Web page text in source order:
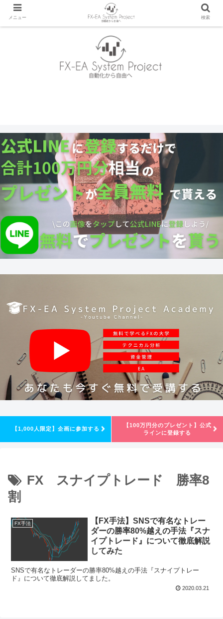
【1,000人限定】企画に参加する
【100万円分のプレゼント】公式
ラインに登録する
FX スナイプトレード 勝率8
割
FX手法
【FX手法】SNSで有名なトレー
ダーの勝率80%越えの手法『スナ
イプトレード』について徹底解説
してみた
SNSで有名なトレーダーの勝率80%越えの手法『スナイプトレー
ド』について徹底解説してました。
2020.03.21
メニュー 検索